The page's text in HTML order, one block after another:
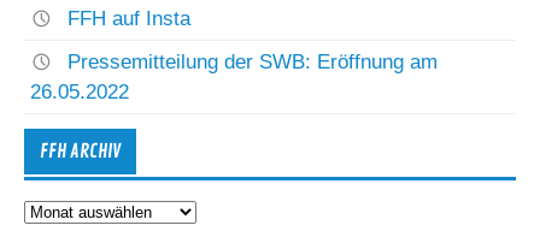
FFH auf Insta
Pressemitteilung der SWB: Eröffnung am
26.05.2022
FFH ARCHIV
FFH
Archiv